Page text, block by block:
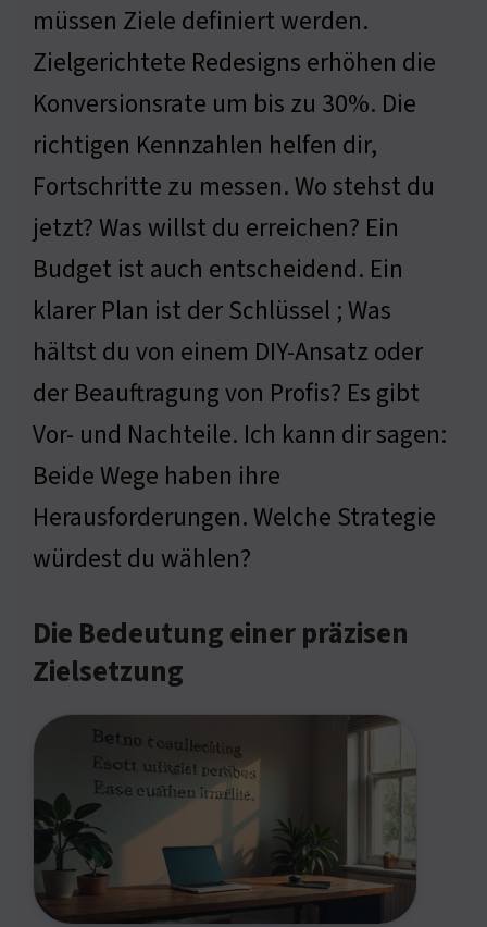
müssen Ziele definiert werden.
Zielgerichtete Redesigns erhöhen die
Konversionsrate um bis zu 30%. Die
richtigen Kennzahlen helfen dir,
Fortschritte zu messen. Wo stehst du
jetzt? Was willst du erreichen? Ein
Budget ist auch entscheidend. Ein
klarer Plan ist der Schlüssel ; Was
hältst du von einem DIY-Ansatz oder
der Beauftragung von Profis? Es gibt
Vor- und Nachteile. Ich kann dir sagen:
Beide Wege haben ihre
Herausforderungen. Welche Strategie
würdest du wählen?
Die Bedeutung einer präzisen
Zielsetzung